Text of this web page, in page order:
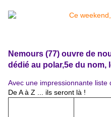
Nemours (77) ouvre de
dédié au polar,5e du nom,
Avec une impressionnante liste
De A à Z ... ils seront là !